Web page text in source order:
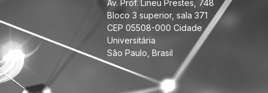
Av. Prof. Lineu Prestes, 748
Bloco 3 superior, sala 371
CEP 05508-000 Cidade
Universitária
São Paulo, Brasil